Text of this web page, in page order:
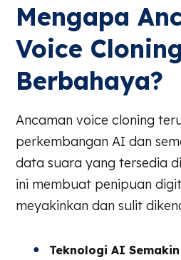
Mengapa
Voice
Berbahaya?
Ancaman voice cloning
perkembangan AI dan
data suara yang tersedia
ini membuat penipuan
meyakinkan dan sulit
Teknologi AI